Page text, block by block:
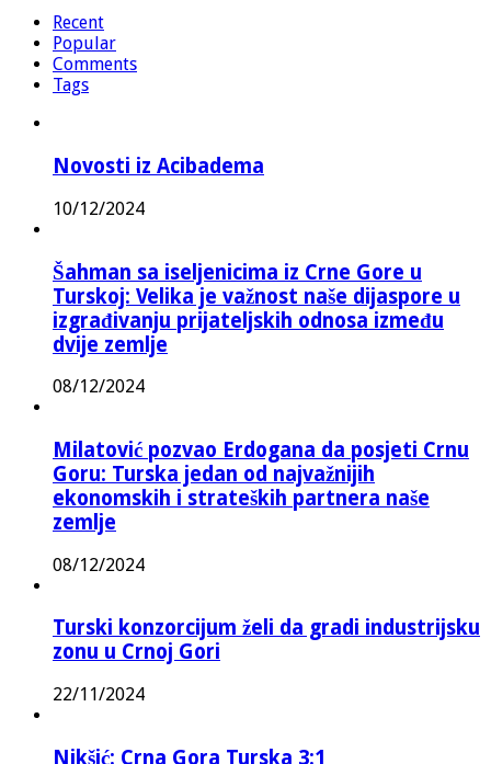
Recent
Popular
Comments
Tags
Novosti iz Acibadema
10/12/2024
Šahman sa iseljenicima iz Crne Gore u
Turskoj: Velika je važnost naše dijaspore u
izgrađivanju prijateljskih odnosa između
dvije zemlje
08/12/2024
Milatović pozvao Erdogana da posjeti Crnu
Goru: Turska jedan od najvažnijih
ekonomskih i strateških partnera naše
zemlje
08/12/2024
Turski konzorcijum želi da gradi industrijsku
zonu u Crnoj Gori
22/11/2024
Nikšić: Crna Gora Turska 3:1